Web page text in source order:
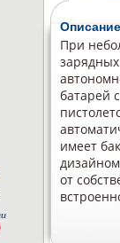
Описание
При
батарей
имеет
от